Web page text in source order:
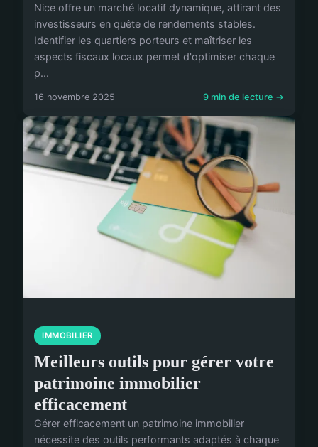
Nice offre un marché locatif dynamique, attirant des
investisseurs en quête de rendements stables.
Identifier les quartiers porteurs et maîtriser les
aspects fiscaux locaux permet d'optimiser chaque
p...
16 novembre 2025 9 min de lecture →
IMMOBILIER
Meilleurs outils pour gérer votre
patrimoine immobilier
efficacement
Gérer efficacement un patrimoine immobilier
nécessite des outils performants adaptés à chaque